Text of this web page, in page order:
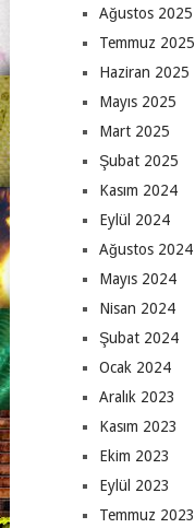
Ağustos 2025
Temmuz 2025
Haziran 2025
Mayıs 2025
Mart 2025
Şubat 2025
Kasım 2024
Eylül 2024
Ağustos 2024
Mayıs 2024
Nisan 2024
Şubat 2024
Ocak 2024
Aralık 2023
Kasım 2023
Ekim 2023
Eylül 2023
Temmuz 2023